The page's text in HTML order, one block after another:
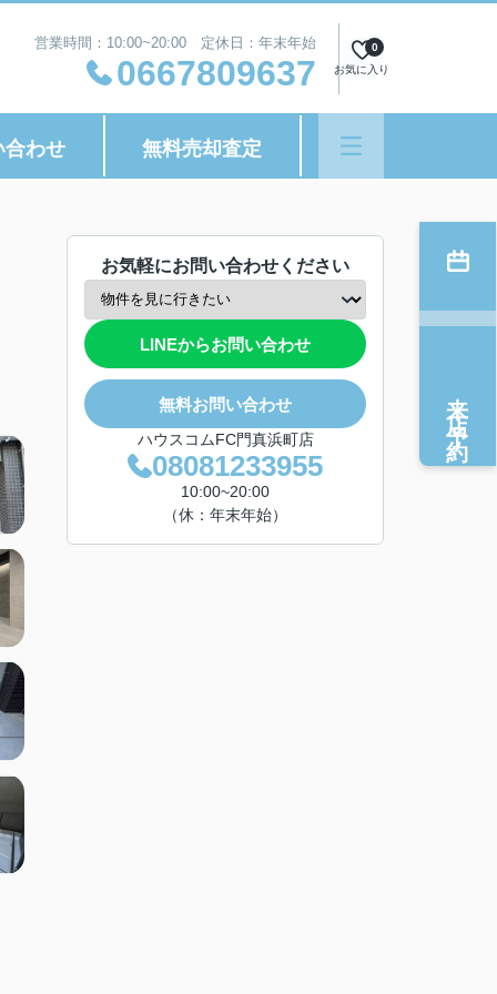
営業時間：10:00~20:00 定休日：年末年始
0667809637 お気に入り
0
合わせ 無料売却査定
お気軽にお問い合わせください
LINEからお問い合わせ
無料お問い合わせ
ハウスコムFC門真浜町店
08081233955
10:00~20:00
（休：年末年始）
来店予約